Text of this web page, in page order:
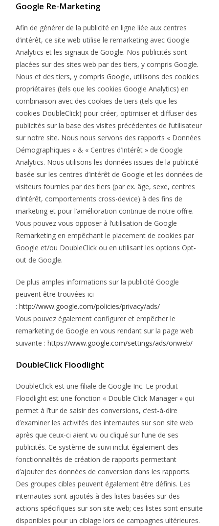
Google Re-Marketing
Afin de générer de la publicité en ligne liée aux centres
d’intérêt, ce site web utilise le remarketing avec Google
Analytics et les signaux de Google. Nos publicités sont
placées sur des sites web par des tiers, y compris Google.
Nous et des tiers, y compris Google, utilisons des cookies
propriétaires (tels que les cookies Google Analytics) en
combinaison avec des cookies de tiers (tels que les
cookies DoubleClick) pour créer, optimiser et diffuser des
publicités sur la base des visites précédentes de l’utilisateur
sur notre site. Nous nous servons des rapports « Données
Démographiques » & « Centres d’Intérêt » de Google
Analytics. Nous utilisons les données issues de la publicité
basée sur les centres d’intérêt de Google et les données de
visiteurs fournies par des tiers (par ex. âge, sexe, centres
d’intérêt, comportements cross-device) à des fins de
marketing et pour l’amélioration continue de notre offre.
Vous pouvez vous opposer à l’utilisation de Google
Remarketing en empêchant le placement de cookies par
Google et/ou DoubleClick ou en utilisant les options Opt-
out de Google.
De plus amples informations sur la publicité Google
peuvent être trouvées ici
:http://www.google.com/policies/privacy/ads/
Vous pouvez également configurer et empêcher le
remarketing de Google en vous rendant sur la page web
suivante :https://www.google.com/settings/ads/onweb/
DoubleClick Floodlight
DoubleClick est une filiale de Google Inc. Le produit
Floodlight est une fonction « Double Click Manager » qui
permet à l’tur de saisir des conversions, c’est-à-dire
d’examiner les activités des internautes sur son site web
après que ceux-ci aient vu ou cliqué sur l’une de ses
publicités. Ce système de suivi inclut également des
fonctionnalités de création de rapports permettant
d’ajouter des données de conversion dans les rapports.
Des groupes cibles peuvent également être définis. Les
internautes sont ajoutés à des listes basées sur des
actions spécifiques sur son site web; ces listes sont ensuite
disponibles pour un ciblage lors de campagnes ultérieures.